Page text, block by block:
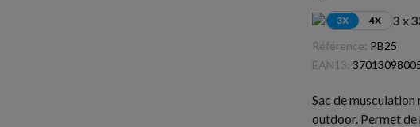
3X 4X 3 x
Référence: PB25
EAN13:
Sac de
outdoor. Permet de